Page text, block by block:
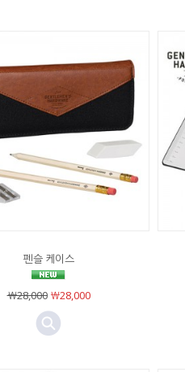
펜슬 케이스
￦28,000￦28,000